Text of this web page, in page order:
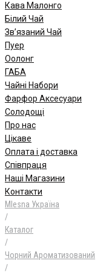
Кава Малонго
Білий Чай
Зв’язаний Чай
Пуер
Oолонг
ГАБА
Чайні Набори
Фарфор Аксесуари
Солодощі
Про нас
Цікаве
Оплата і доставка
Співпраця
Наші Магазини
Контакти
Mlesna Україна
/
Каталог
/
Чорний Ароматизований
/